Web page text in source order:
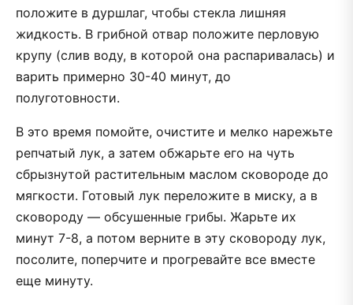
положите в дуршлаг, чтобы стекла лишняя
жидкость. В грибной отвар положите перловую
крупу (слив воду, в которой она распаривалась) и
варить примерно 30-40 минут, до
полуготовности.
В это время помойте, очистите и мелко нарежьте
репчатый лук, а затем обжарьте его на чуть
сбрызнутой растительным маслом сковороде до
мягкости. Готовый лук переложите в миску, а в
сковороду — обсушенные грибы. Жарьте их
минут 7-8, а потом верните в эту сковороду лук,
посолите, поперчите и прогревайте все вместе
еще минуту.